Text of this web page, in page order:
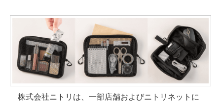
株式会社ニトリは、一部店舗およびニトリネットに